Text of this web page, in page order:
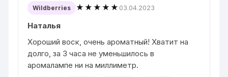
Wildberries ★★★★★ 03.04.2023
Наталья
Хороший воск, очень ароматный! Хватит на
долго, за 3 часа не уменьшилось в
аромалампе ни на миллиметр.